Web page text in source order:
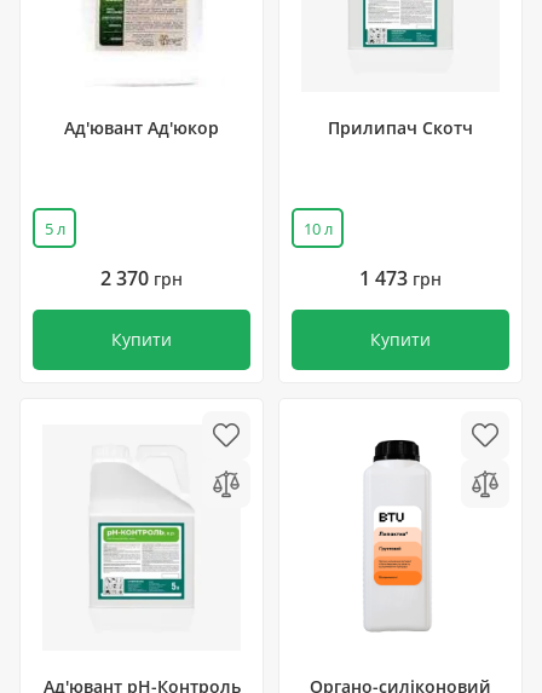
Ад'ювант Ад'юкор
5 л
2 370 грн
Купити
Прилипач Скотч
10 л
1 473 грн
Купити
Ад'ювант рН-Контроль
Органо-силіконовий